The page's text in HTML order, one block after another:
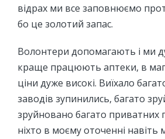
відрах ми все заповнюємо
бо це золотий запас.
Волонтери допомагають і ми
краще працюють аптеки, в
ціни дуже високі. Виїхало
заводів зупинились, багато
зруйновано багато приватних
ніхто в моєму оточенні